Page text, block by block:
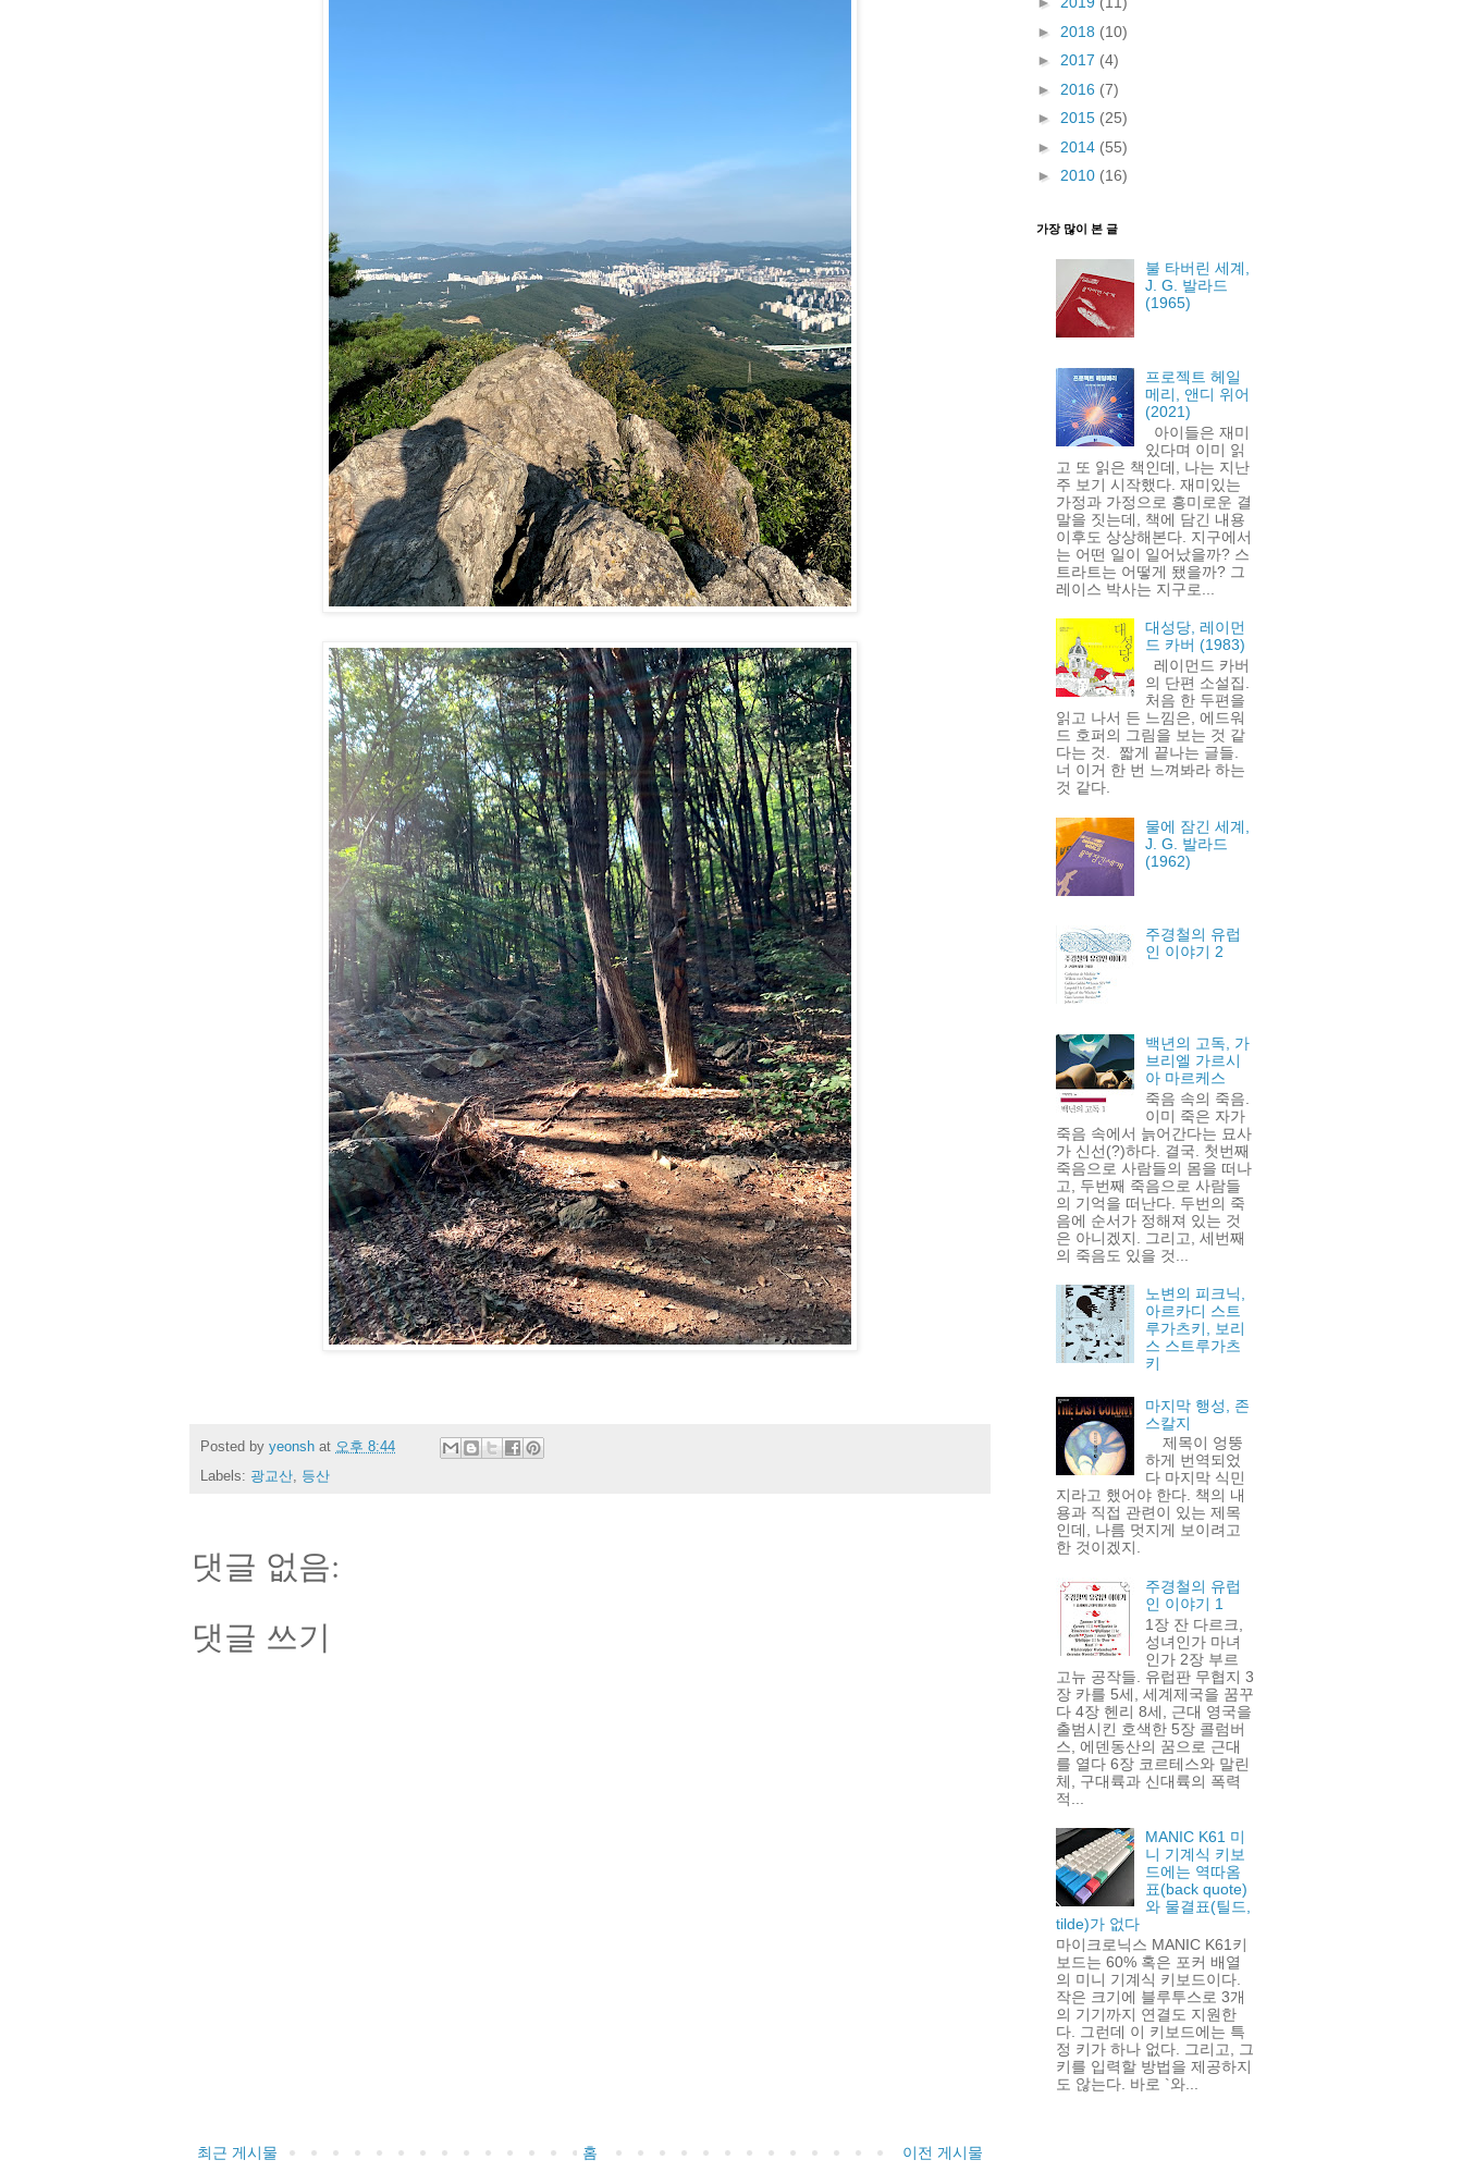
Posted by yeonsh at 오후 8:44
Labels: 광교산 등산
댓글 없음:
댓글 쓰기
최근 게시물 이전 게시물
홈
► 2018 (10)
► 2017 (4)
► 2016 (7)
► 2015 (25)
► 2014 (55)
► 2010 (16)
가장 많이 본 글
불 타버린 세계,
J. G. 발라드
(1965)
프로젝트 헤일
메리, 앤디 위어
(2021)
아이들은 재미
있다며 이미 읽
고 또 읽은 책인데, 나는 지난
주 보기 시작했다. 재미있는
가정과 가정으로 흥미로운 결
말을 짓는데, 책에 담긴 내용
이후도 상상해본다. 지구에서
는 어떤 일이 일어났을까? 스
트라트는 어떻게 됐을까? 그
레이스 박사는 지구로...
대성당, 레이먼
드 카버 (1983)
레이먼드 카버
의 단편 소설집.
처음 한 두편을
읽고 나서 든 느낌은, 에드워
드 호퍼의 그림을 보는 것 같
다는 것. 짧게 끝나는 글들.
너 이거 한 번 느껴봐라 하는
것 같다.
물에 잠긴 세계,
J. G. 발라드
(1962)
주경철의 유럽
인 이야기 2
백년의 고독, 가
브리엘 가르시
아 마르케스
죽음 속의 죽음.
이미 죽은 자가
죽음 속에서 늙어간다는 묘사
가 신선(?)하다. 결국. 첫번째
죽음으로 사람들의 몸을 떠나
고, 두번째 죽음으로 사람들
의 기억을 떠난다. 두번의 죽
음에 순서가 정해져 있는 것
은 아니겠지. 그리고, 세번째
의 죽음도 있을 것...
노변의 피크닉,
아르카디 스트
루가츠키, 보리
스 스트루가츠
키
마지막 행성, 존
스칼지
제목이 엉뚱
하게 번역되었
다 마지막 식민
지라고 했어야 한다. 책의 내
용과 직접 관련이 있는 제목
인데, 나름 멋지게 보이려고
한 것이겠지.
주경철의 유럽
인 이야기 1
1장 잔 다르크,
성녀인가 마녀
인가 2장 부르
고뉴 공작들. 유럽판 무협지 3
장 카를 5세, 세계제국을 꿈꾸
다 4장 헨리 8세, 근대 영국을
출범시킨 호색한 5장 콜럼버
스, 에덴동산의 꿈으로 근대
를 열다 6장 코르테스와 말린
체, 구대륙과 신대륙의 폭력
적...
MANIC K61 미
니 기계식 키보
드에는 역따옴
표(back quote)
와 물결표(틸드,
tilde)가 없다
마이크로닉스 MANIC K61키
보드는 60% 혹은 포커 배열
의 미니 기계식 키보드이다.
작은 크기에 블루투스로 3개
의 기기까지 연결도 지원한
다. 그런데 이 키보드에는 특
정 키가 하나 없다. 그리고, 그
키를 입력할 방법을 제공하지
도 않는다. 바로 `와...